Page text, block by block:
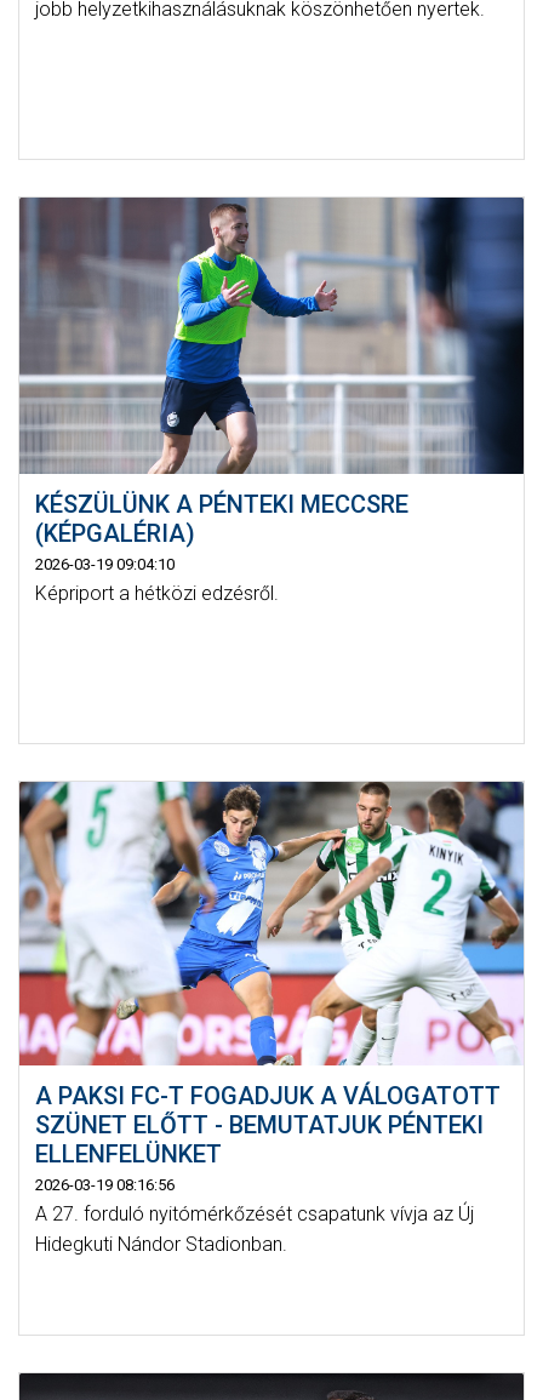
jobb helyzetkihasználásuknak köszönhetően nyertek.
KÉSZÜLÜNK A PÉNTEKI MECCSRE
(KÉPGALÉRIA)
2026-03-19 09:04:10
Képriport a hétközi edzésről.
A PAKSI FC-T FOGADJUK A VÁLOGATOTT
SZÜNET ELŐTT - BEMUTATJUK PÉNTEKI
ELLENFELÜNKET
2026-03-19 08:16:56
A 27. forduló nyitómérkőzését csapatunk vívja az Új
Hidegkuti Nándor Stadionban.